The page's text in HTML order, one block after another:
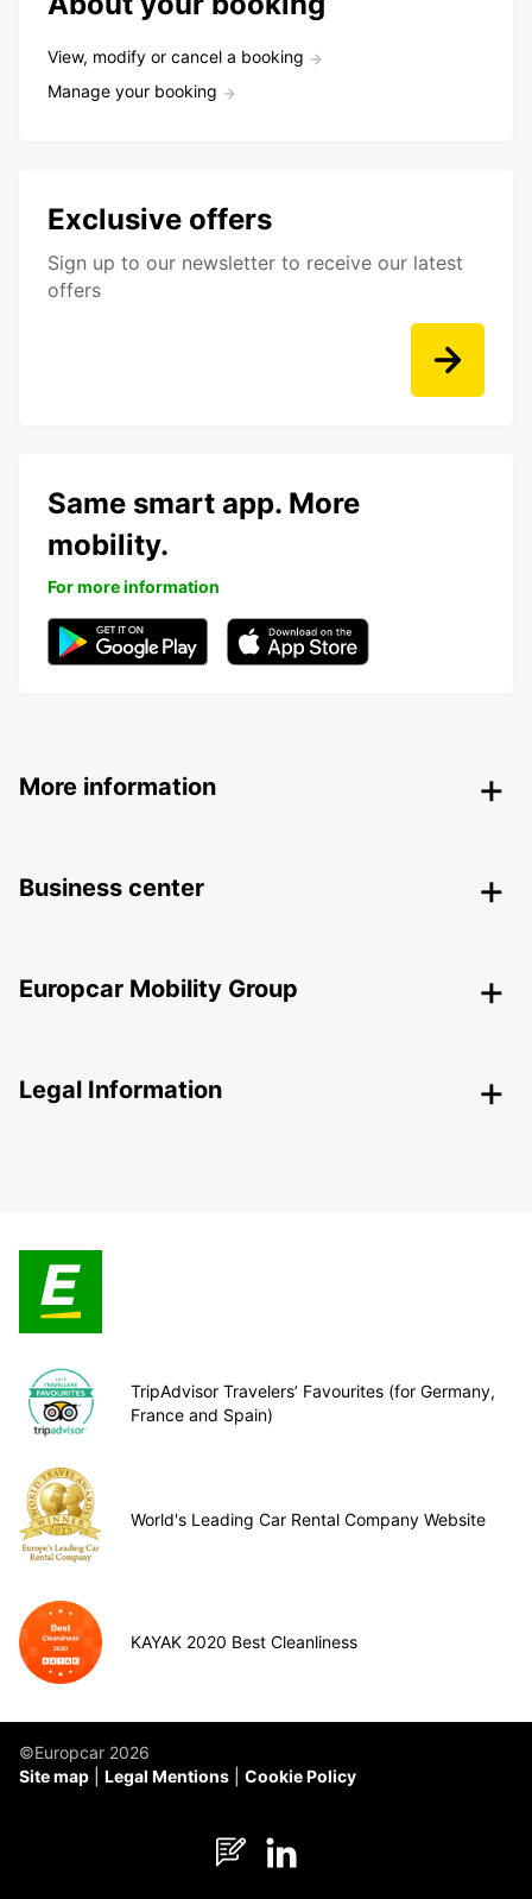
View, modify or cancel a booking
Manage your booking
Exclusive offers
Sign up to our newsletter to receive our latest
offers
Same smart app. More
mobility.
For more information
More information
Business center
Europcar Mobility Group
Legal Information
TripAdvisor Travelers’ Favourites (for Germany,
France and Spain)
World's Leading Car Rental Company Website
KAYAK 2020 Best Cleanliness
©Europcar 2026
Site map
Legal Mentions Cookie Policy